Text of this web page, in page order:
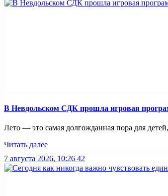
В Невдольском СДК прошла игровая
Лето — это самая долгожданная пора для
Читать далее
7 августа 2026, 10:26 42